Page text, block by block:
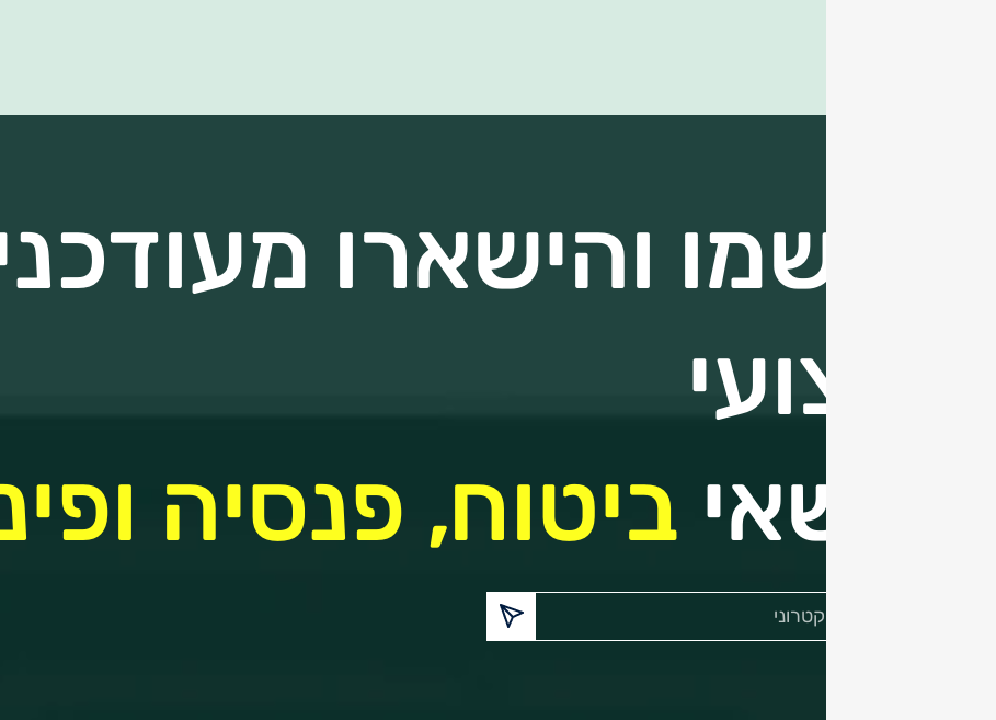
הירשמו והישארו
מקצועי
בנושאי ביטוח, פנסיה